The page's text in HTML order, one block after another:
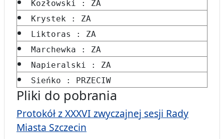
Kozłowski : ZA
Krystek : ZA
Liktoras : ZA
Marchewka : ZA
Napieralski : ZA
Sieńko : PRZECIW
Pliki do pobrania
Protokół z XXXVI zwyczajnej sesji Rady
Miasta Szczecin